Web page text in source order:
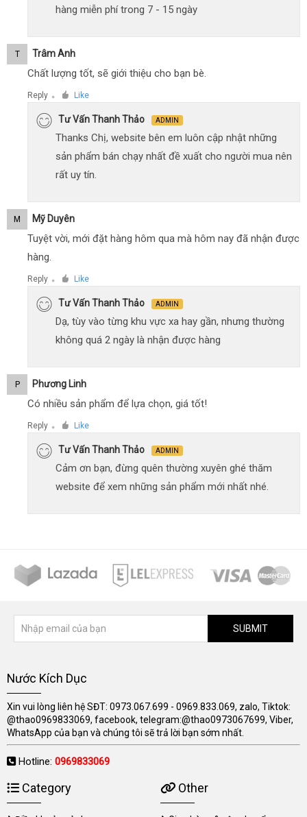
hàng miễn phí trong 7 - 15 ngày
T Trâm Anh
Chất lượng tốt, sẽ giới thiệu cho bạn bè.
Reply ● Like
Tư Vấn Thanh Thảo ADMIN
Thanks Chị, website bên em luôn cập nhật những
sản phẩm bán chạy nhất đề xuất cho người mua nên
rất uy tín.
M Mỹ Duyên
Tuyệt vời, mới đặt hàng hôm qua mà hôm nay đã nhận được
hàng.
Reply ● Like
Tư Vấn Thanh Thảo ADMIN
Dạ, tùy vào từng khu vực xa hay gần, nhưng thường
không quá 2 ngày là nhận được hàng
P Phương Linh
Có nhiều sản phẩm để lựa chọn, giá tốt!
Reply ● Like
Tư Vấn Thanh Thảo ADMIN
Cảm ơn bạn, đừng quên thường xuyên ghé thăm
website để xem những sản phẩm mới nhất nhé.
SUBMIT
Nước Kích Dục
Xin vui lòng liên hệ SĐT: 0973.067.699 - 0969.833.069, zalo, Tiktok:
@thao0969833069, facebook, telegram:@thao0973067699, Viber,
WhatsApp của bạn và chúng tôi sẽ trả lời bạn sớm nhất.
Hotline: 0969833069
Category Other